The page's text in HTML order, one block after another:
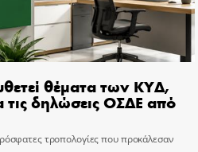
θέματα των ΚΥΔ,
τις δηλώσεις ΟΣΔΕ από
τροπολογίες που προκάλεσαν